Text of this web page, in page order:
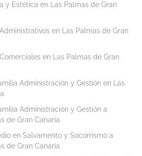
y Estética en Las Palmas de Gran
en Las Palmas de Gran
en Las Palmas de Gran
Administración y Gestión en Las
Administración y Gestión a
de Gran Canaria
en Salvamento y Socorrismo a
de Gran Canaria